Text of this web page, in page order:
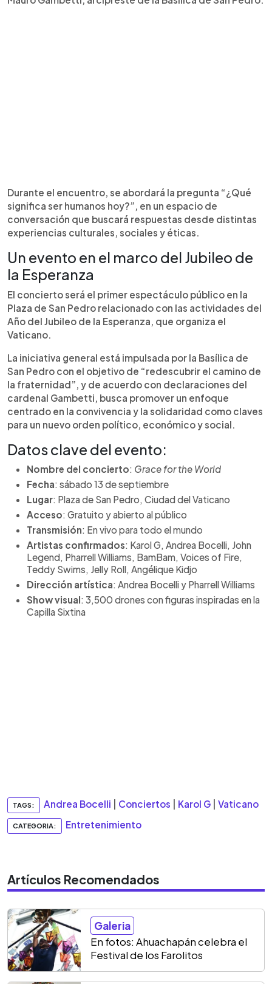
Durante el encuentro, se abordará la pregunta “¿Qué
significa ser humanos hoy?”, en un espacio de
conversación que buscará respuestas desde distintas
experiencias culturales, sociales y éticas.
Un evento en el marco del Jubileo de
la Esperanza
El concierto será el primer espectáculo público en la
Plaza de San Pedro relacionado con las actividades del
Año del Jubileo de la Esperanza, que organiza el
Vaticano.
La iniciativa general está impulsada por la Basílica de
San Pedro con el objetivo de “redescubrir el camino de
la fraternidad”, y de acuerdo con declaraciones del
cardenal Gambetti, busca promover un enfoque
centrado en la convivencia y la solidaridad como claves
para un nuevo orden político, económico y social.
Datos clave del evento:
Nombre del concierto: Grace for the World
Fecha: sábado 13 de septiembre
Lugar: Plaza de San Pedro, Ciudad del Vaticano
Acceso: Gratuito y abierto al público
Transmisión: En vivo para todo el mundo
Artistas confirmados: Karol G, Andrea Bocelli, John
Legend, Pharrell Williams, BamBam, Voices of Fire,
Teddy Swims, Jelly Roll, Angélique Kidjo
Dirección artística: Andrea Bocelli y Pharrell Williams
Show visual: 3,500 drones con figuras inspiradas en la
Capilla Sixtina
TAGS: Andrea Bocelli Conciertos Karol G Vaticano
CATEGORIA: Entretenimiento
Artículos Recomendados
Galeria
En fotos: Ahuachapán celebra el
Festival de los Farolitos